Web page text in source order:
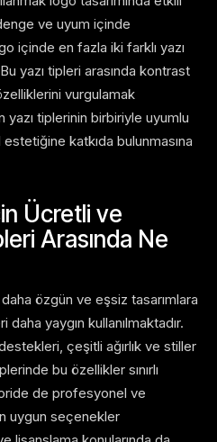
ve uyum içinde
içinde en fazla iki farklı yazı
yazı tipleri arasında kontrast
vurgulamak
yazı tiplerinin birbiriyle uyumlu
estetiğine katkıda bulunmasına
Ücretli ve
Arasında Ne
özgün ve eşsiz tasarımlara
yaygın kullanılmaktadır.
çeşitli ağırlık ve stiller
bu özellikler sınırlı
de profesyonel ve
uygun seçenekler